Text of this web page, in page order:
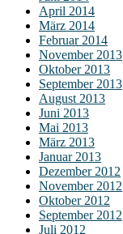
April 2014
März 2014
Februar 2014
November 2013
Oktober 2013
September 2013
August 2013
Juni 2013
Mai 2013
März 2013
Januar 2013
Dezember 2012
November 2012
Oktober 2012
September 2012
Juli 2012